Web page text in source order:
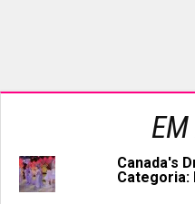
EM
Canada's
Categoria: